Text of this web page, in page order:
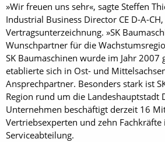
»Wir freuen uns sehr«, sagte Steffen
Industrial Business Director CE D-A-
Vertragsunterzeichnung. »SK
Wunschpartner für die
SK Baumaschinen wurde im Jahr 2007
etablierte sich in Ost- und
Ansprechpartner. Besonders stark ist
Region rund um die Landeshauptstadt
Unternehmen beschäftigt derzeit 16
Vertriebsexperten und zehn Fachkräfte
Serviceabteilung.